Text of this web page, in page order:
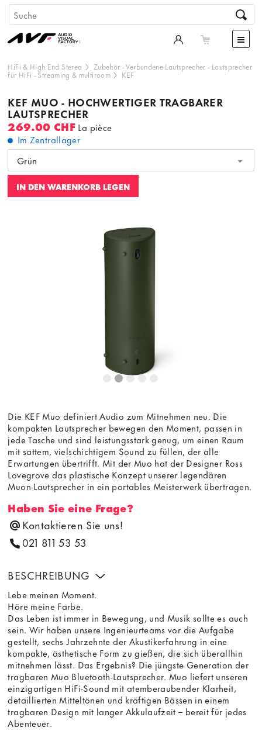
HiFi & High End Stereo Zubehör -Verbundene Lautsprecher - Lautsprecher
für HiFi - Streaming & multiroom KEF
KEF MUO - HOCHWERTIGER TRAGBARER
LAUTSPRECHER
269.00 CHF La pièce
Im Zentrallager
Grün
IN DEN WARENKORB LEGEN
Dieser Inhalt wird von einer dritten Partei gehostet. Durch
die Anzeige des externen Inhalts akzeptieren Sie die
Bedingungen
Die KEF Muo definiert Audio zum Mitnehmen neu. Die
kompakten Lautsprecher bewegen den Moment, passen in
jede Tasche und sind leistungsstark genug, um einen Raum
mit sattem, vielschichtigem Sound zu füllen, der alle
Erwartungen übertrifft. Mit der Muo hat der Designer Ross
Lovegrove das plastische Konzept unserer legendären
Muon-Lautsprecher in ein portables Meisterwerk übertragen.
Haben Sie eine Frage?
Kontaktieren Sie uns!
021 811 53 53
BESCHREIBUNG
Lebe meinen Moment.
Höre meine Farbe.
Das Leben ist immer in Bewegung, und Musik sollte es auch
sein. Wir haben unsere Ingenieurteams vor die Aufgabe
gestellt, sechs Jahrzehnte der Akustikerfahrung in eine
kompakte, ästhetische Form zu gießen, die sich überallhin
mitnehmen lässt. Das Ergebnis? Die jüngste Generation der
tragbaren Muo Bluetooth-Lautsprecher. Muo liefert unseren
einzigartigen HiFi-Sound mit atemberaubender Klarheit,
detaillierten Mitteltönen und kräftigen Bässen in einem
tragbaren Design mit langer Akkulaufzeit – bereit für jedes
Abenteuer.